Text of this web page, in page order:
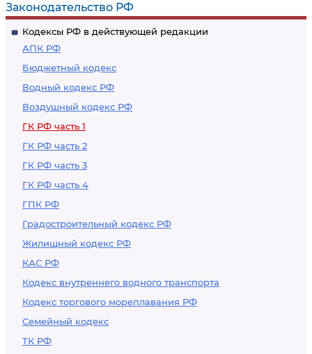
Законодательство РФ
Кодексы РФ в действующей редакции
АПК РФ
Бюджетный кодекс
Водный кодекс РФ
Воздушный кодекс РФ
ГК РФ часть 1
ГК РФ часть 2
ГК РФ часть 3
ГК РФ часть 4
ГПК РФ
Градостроительный кодекс РФ
Жилищный кодекс РФ
КАС РФ
Кодекс внутреннего водного транспорта
Кодекс торгового мореплавания РФ
Семейный кодекс
ТК РФ
подлежащим
изъятию для
государственных или
муниципальных
нужд
муниципальных
нужд по решению